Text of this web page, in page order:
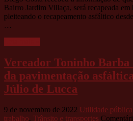
Bairro Jardim Villaça, será recapeada
pleiteando o recapeamento asfáltico
…
Vereador Toninho
da pavimentação
Júlio de Lucca
9 de novembro de 2022 Utilidade pública
trabalho, Trânsito e transportes